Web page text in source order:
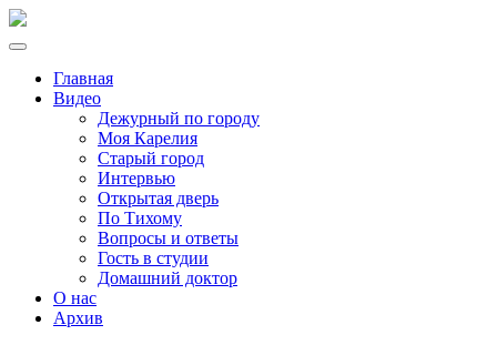
Главная
Видео
Дежурный по городу
Моя Карелия
Старый город
Интервью
Открытая дверь
По Тихому
Вопросы и ответы
Гость в студии
Домашний доктор
О нас
Архив